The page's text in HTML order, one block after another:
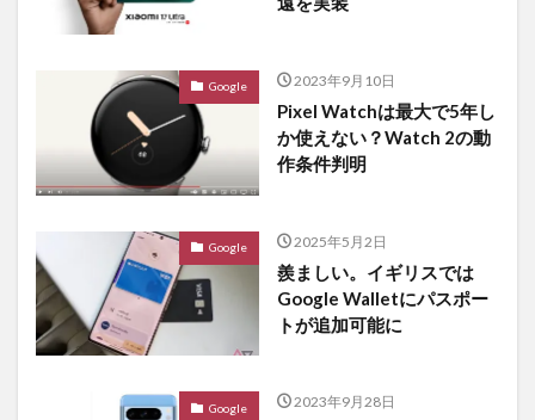
Google 2023年9月10日
Pixel Watchは最大で5年し
か使えない？Watch 2の動
作条件判明
Google 2025年5月2日
羨ましい。イギリスでは
Google Walletにパスポー
トが追加可能に
Google 2023年9月28日